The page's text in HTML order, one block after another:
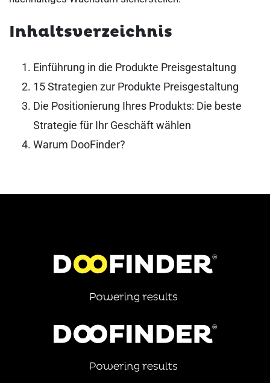
Inhaltsverzeichnis
Einführung in die Produkte Preisgestaltung
15 Strategien zur Produkte Preisgestaltung
Die Positionierung Ihres Produkts: Die beste
Strategie für Ihr Geschäft wählen
Warum DooFinder?